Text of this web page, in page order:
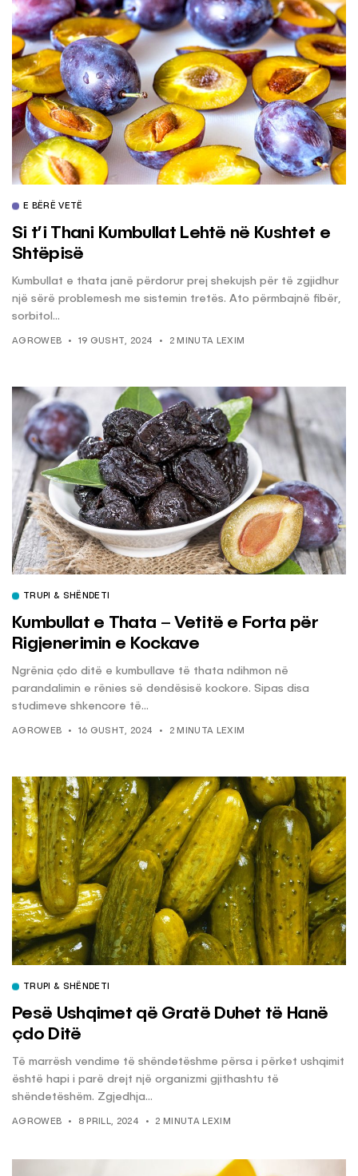
E BËRË VETË
Si t’i Thani Kumbullat Lehtë në Kushtet e
Shtëpisë
Kumbullat e thata janë përdorur prej shekujsh për të zgjidhur
një sërë problemesh me sistemin tretës. Ato përmbajnë fibër,
sorbitol...
AGROWEB 19 GUSHT, 2024 2 MINUTA LEXIM
TRUPI & SHËNDETI
Kumbullat e Thata – Vetitë e Forta për
Rigjenerimin e Kockave
Ngrënia çdo ditë e kumbullave të thata ndihmon në
parandalimin e rënies së dendësisë kockore. Sipas disa
studimeve shkencore të...
AGROWEB 16 GUSHT, 2024 2 MINUTA LEXIM
TRUPI & SHËNDETI
Pesë Ushqimet që Gratë Duhet të Hanë
çdo Ditë
Të marrësh vendime të shëndetëshme përsa i përket ushqimit
është hapi i parë drejt një organizmi gjithashtu të
shëndetëshëm. Zgjedhja...
AGROWEB 8 PRILL, 2024 2 MINUTA LEXIM